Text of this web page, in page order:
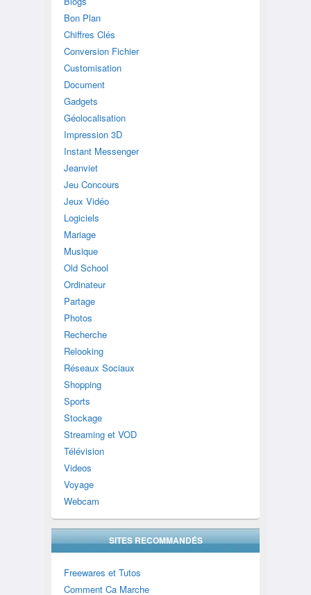
Bon Plan
Chiffres Clés
Conversion Fichier
Customisation
Document
Gadgets
Géolocalisation
Impression 3D
Instant Messenger
Jeanviet
Jeu Concours
Jeux Vidéo
Logiciels
Mariage
Musique
Old School
Ordinateur
Partage
Photos
Recherche
Relooking
Réseaux Sociaux
Shopping
Sports
Stockage
Streaming et VOD
Télévision
Videos
Voyage
Webcam
SITES RECOMMANDÉS
Freewares et Tutos
Comment Ca Marche